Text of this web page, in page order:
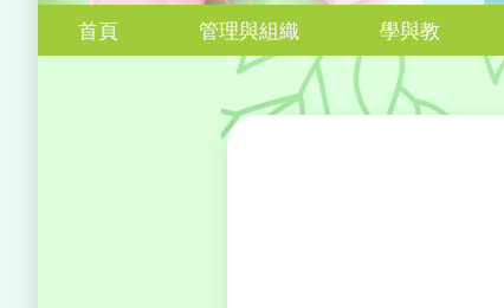
首頁 管理與組織 學與教